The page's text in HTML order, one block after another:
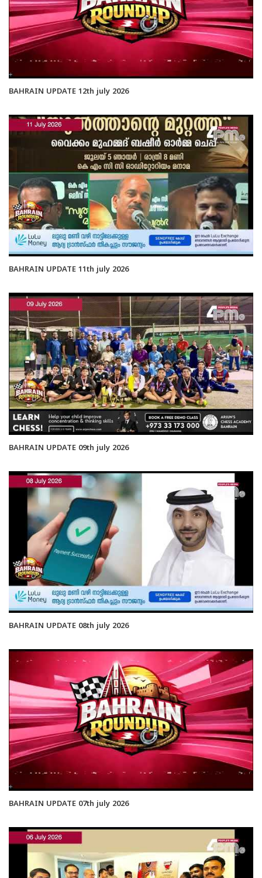
BAHRAIN UPDATE 12th july 2026
BAHRAIN UPDATE 11th july 2026
BAHRAIN UPDATE 09th july 2026
BAHRAIN UPDATE 08th july 2026
BAHRAIN UPDATE 07th july 2026